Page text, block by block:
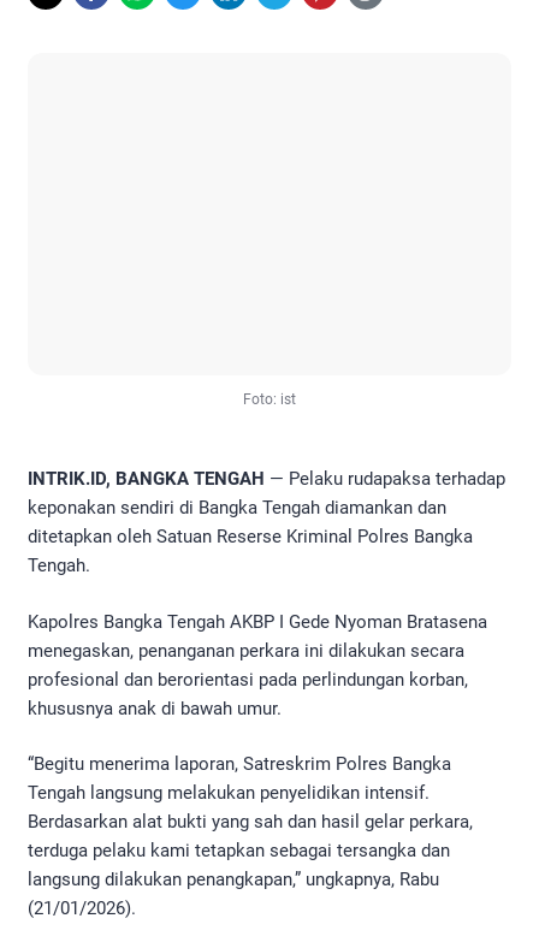
Foto: ist
INTRIK.ID, BANGKA TENGAH — Pelaku rudapaksa terhadap
keponakan sendiri di Bangka Tengah diamankan dan
ditetapkan oleh Satuan Reserse Kriminal Polres Bangka
Tengah.
Kapolres Bangka Tengah AKBP I Gede Nyoman Bratasena
menegaskan, penanganan perkara ini dilakukan secara
profesional dan berorientasi pada perlindungan korban,
khususnya anak di bawah umur.
“Begitu menerima laporan, Satreskrim Polres Bangka
Tengah langsung melakukan penyelidikan intensif.
Berdasarkan alat bukti yang sah dan hasil gelar perkara,
terduga pelaku kami tetapkan sebagai tersangka dan
langsung dilakukan penangkapan,” ungkapnya, Rabu
(21/01/2026).